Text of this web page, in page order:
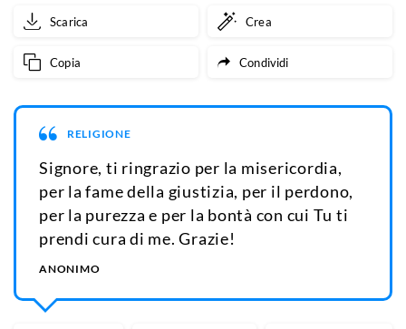
Scarica Crea
Copia Condividi
RELIGIONE
Signore, ti ringrazio per la misericordia,
per la fame della giustizia, per il perdono,
per la purezza e per la bontà con cui Tu ti
prendi cura di me. Grazie!
ANONIMO